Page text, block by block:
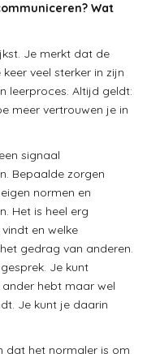
Wat
Je merkt dat de
veel sterker in zijn
leerproces. Altijd geldt:
meer vertrouwen je in
signaal
Bepaalde zorgen
normen en
Het is heel erg
en welke
gedrag van anderen.
Je kunt
hebt maar wel
Je kunt je daarin
dat het normaler is om